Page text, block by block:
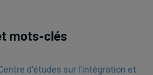
mots-clés
d'études sur l'intégration et